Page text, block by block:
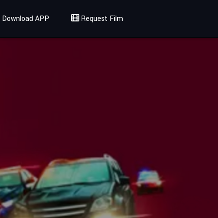
Download APP Request Film